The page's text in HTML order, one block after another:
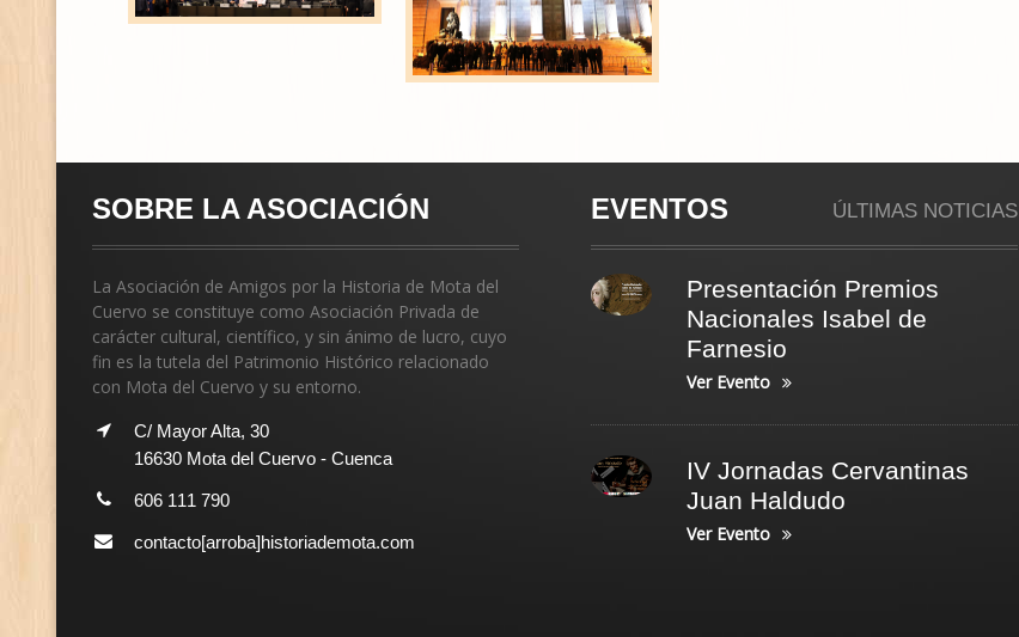
SOBRE LA ASOCIACIÓN
La Asociación de Amigos por la Historia de Mota del
Cuervo se constituye como Asociación Privada de
carácter cultural, científico, y sin ánimo de lucro, cuyo
fin es la tutela del Patrimonio Histórico relacionado
con Mota del Cuervo y su entorno.
C/ Mayor Alta, 30
16630 Mota del Cuervo - Cuenca
606 111 790
contacto[arroba]historiademota.com
EVENTOS ÚLTIMAS NOTICIAS
Presentación Premios
Nacionales Isabel de
Farnesio
Ver Evento
IV Jornadas Cervantinas
Juan Haldudo
Ver Evento